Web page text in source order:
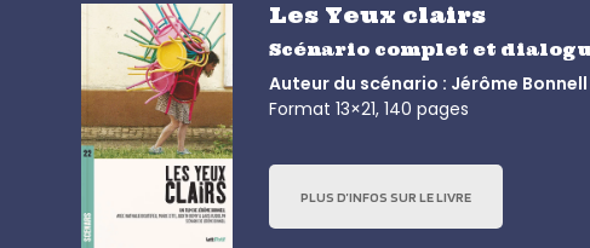
Les Yeux clairs
Scénario complet et
Auteur du scénario : Jérôme Bonnell
Format 13×21, 140 pages
PLUS D’INFOS SUR LE LIVRE